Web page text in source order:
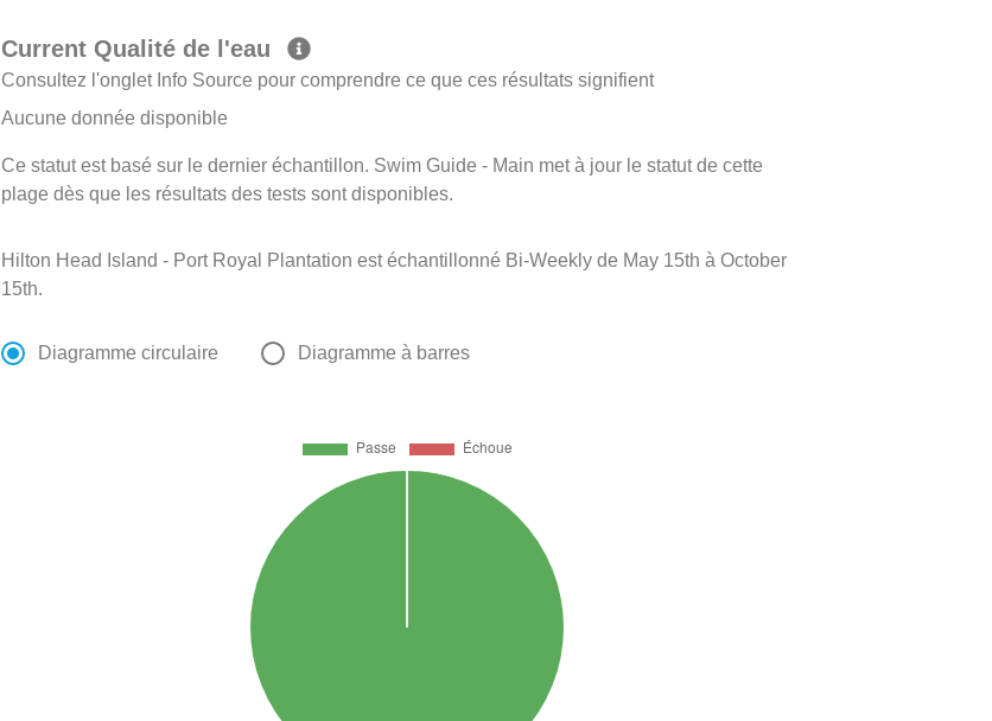
Current Qualité de l'eau
Consultez l'onglet Info Source pour comprendre ce que ces résultats signifient
Aucune donnée disponible
Ce statut est basé sur le dernier échantillon. Swim Guide - Main met à jour le statut de cette
plage dès que les résultats des tests sont disponibles.
Hilton Head Island - Port Royal Plantation est échantillonné Bi-Weekly de May 15th à October
15th.
Diagramme circulaire Diagramme à barres